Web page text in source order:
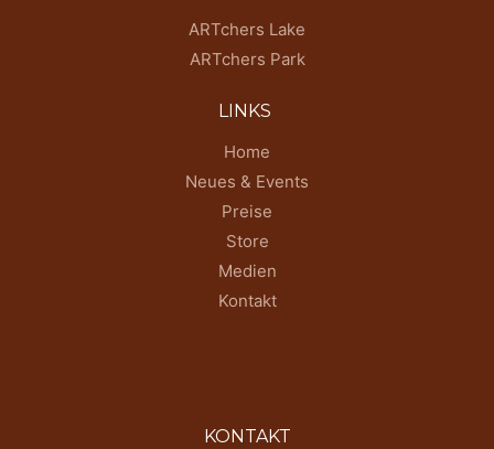
ARTchers Lake
ARTchers Park
LINKS
Home
Neues & Events
Preise
Store
Medien
Kontakt
KONTAKT